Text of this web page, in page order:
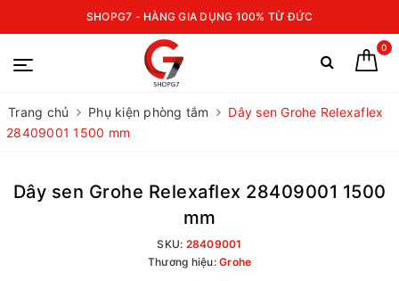
SHOPG7 - HÀNG GIA DỤNG 100% TỪ ĐỨC
0
Trang chủ Phụ kiện phòng tắm
Dây sen Grohe Relexaflex
28409001 1500 mm
Dây sen Grohe Relexaflex 28409001 1500
mm
SKU: 28409001
Thương hiệu: Grohe